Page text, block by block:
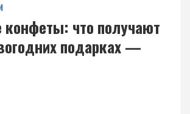
что получают
подарках —